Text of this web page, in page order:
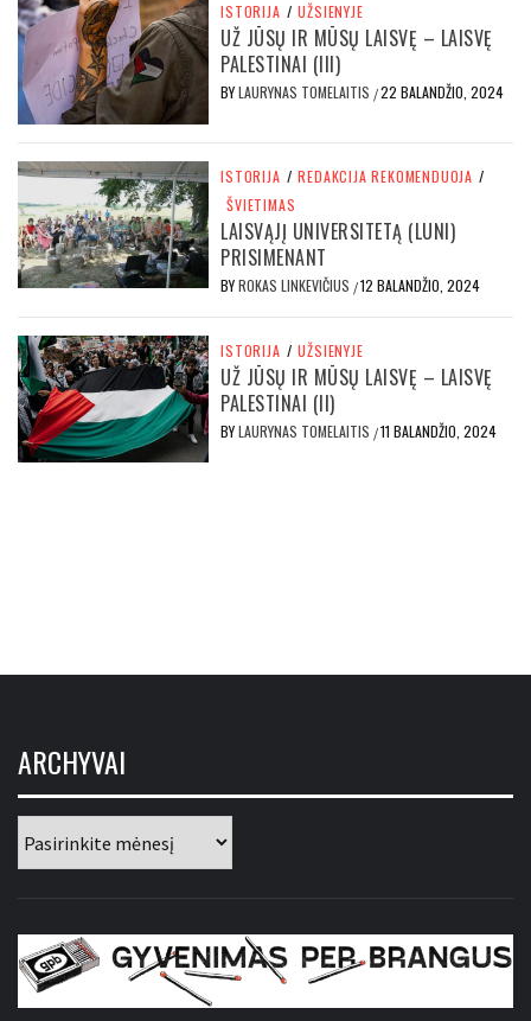
ISTORIJA / UŽSIENYJE
UŽ JŪSŲ IR MŪSŲ LAISVĘ – LAISVĘ
PALESTINAI (III)
BYLAURYNAS TOMELAITIS /22 BALANDŽIO, 2024
ISTORIJA / REDAKCIJA REKOMENDUOJA /
ŠVIETIMAS
LAISVĄJĮ UNIVERSITETĄ (LUNI)
PRISIMENANT
BYROKAS LINKEVIČIUS /12 BALANDŽIO, 2024
ISTORIJA / UŽSIENYJE
UŽ JŪSŲ IR MŪSŲ LAISVĘ – LAISVĘ
PALESTINAI (II)
BYLAURYNAS TOMELAITIS /11 BALANDŽIO, 2024
ARCHYVAI